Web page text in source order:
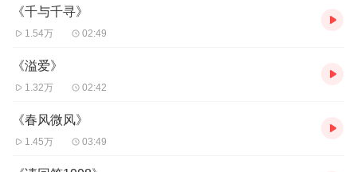
《千与千寻》
1.54万 02:49
《溢爱》
1.32万 02:42
《春风微风》
1.45万 03:49